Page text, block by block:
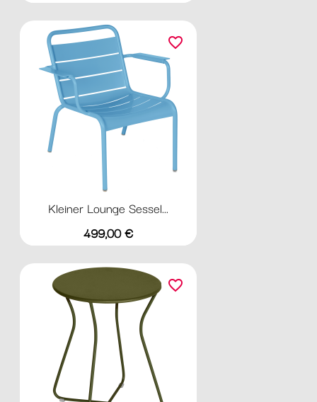
Kleiner Lounge Sessel...
Preis
499,00 €
favorite_border
favorite_border